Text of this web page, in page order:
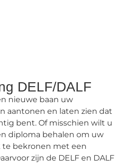
DELF/DALF
nieuwe baan uw
aantonen en laten zien dat
bent. Of misschien wilt u
diploma behalen om uw
te bekronen met een
zijn de DELF en DALF